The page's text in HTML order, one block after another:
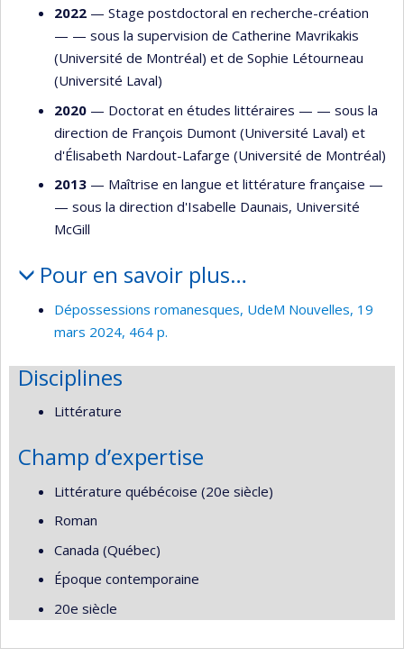
2022 — Stage postdoctoral en recherche-création
— — sous la supervision de Catherine Mavrikakis
(Université de Montréal) et de Sophie Létourneau
(Université Laval)
2020 — Doctorat en études littéraires — — sous la
direction de François Dumont (Université Laval) et
d'Élisabeth Nardout-Lafarge (Université de Montréal)
2013 — Maîtrise en langue et littérature française —
— sous la direction d'Isabelle Daunais, Université
McGill
Pour en savoir plus…
Dépossessions romanesques, UdeM Nouvelles, 19
mars 2024, 464 p.
Disciplines
Littérature
Champ d’expertise
Littérature québécoise (20e siècle)
Roman
Canada (Québec)
Époque contemporaine
20e siècle